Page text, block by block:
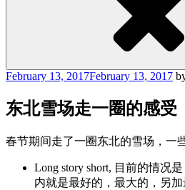
Posted
February 13, 2017February 13, 2017
东北雪场走一圈的感受
春节期间走了一圈东北的雪场，一
Long story short, 目前的情况是
内就是最好的，最大的，另